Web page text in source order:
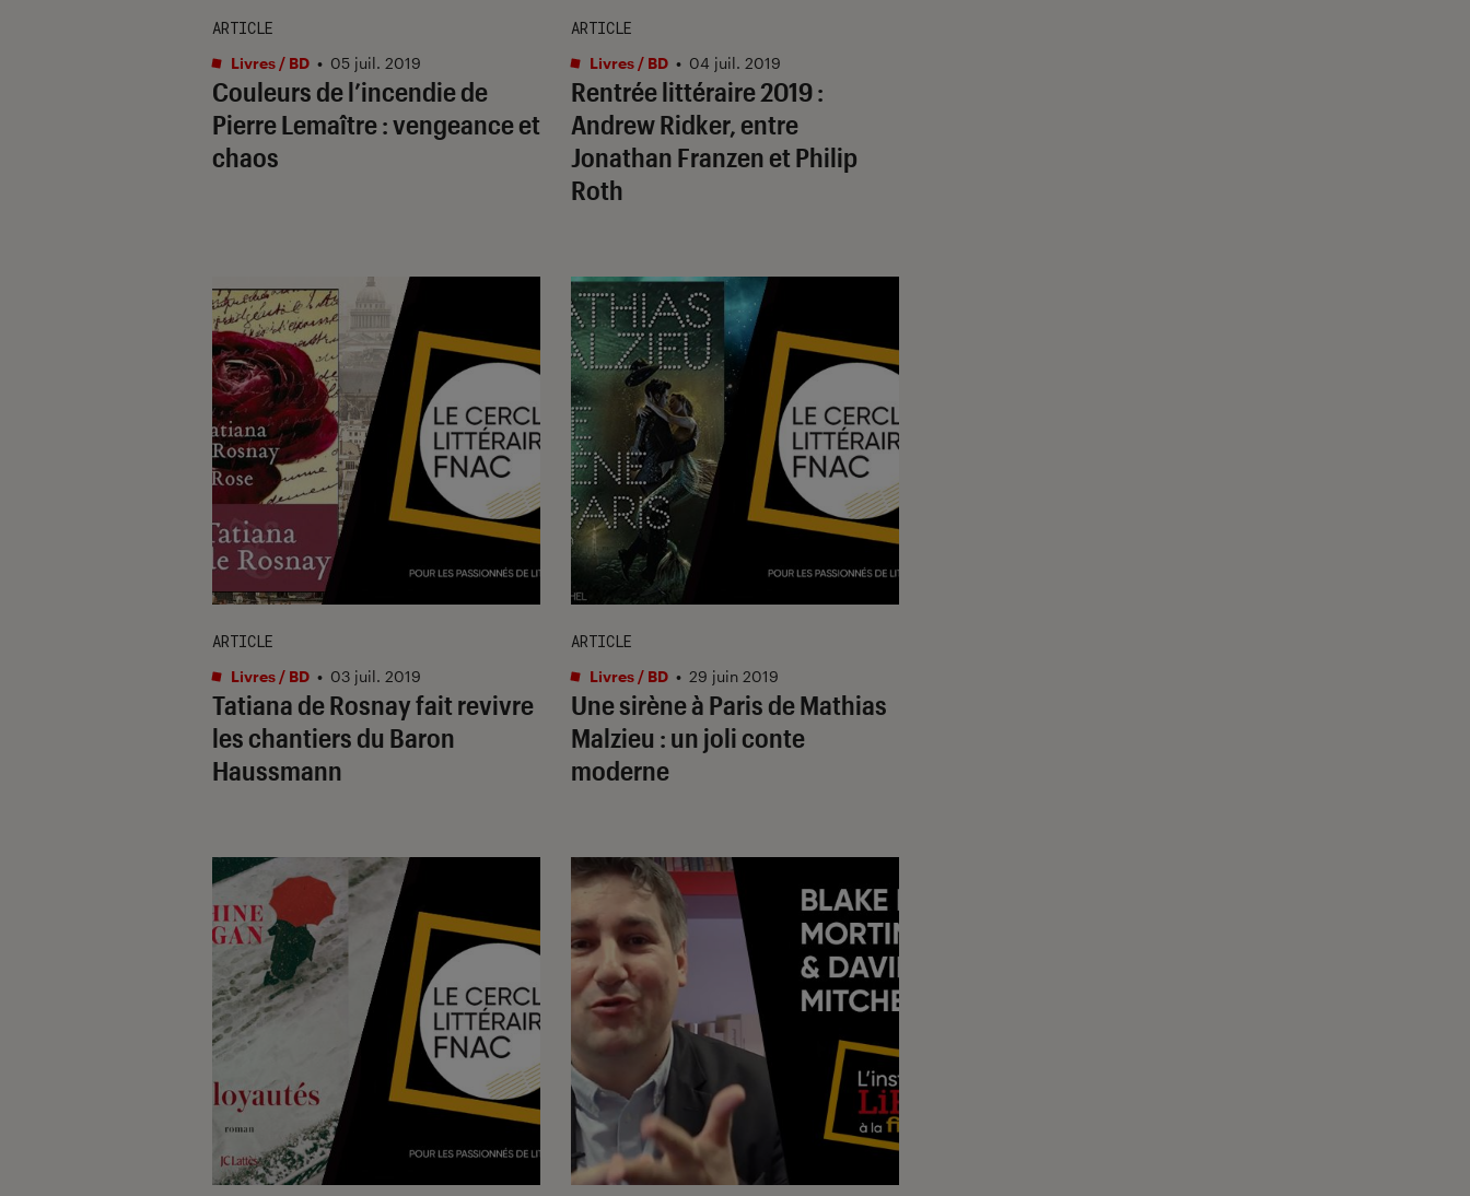
Couleurs de l’incendie de
Pierre Lemaître : vengeance et
chaos
ARTICLE
Livres / BD • 05 juil. 2019
Rentrée littéraire 2019 :
Andrew Ridker, entre
Jonathan Franzen et Philip
Roth
ARTICLE
Livres / BD • 04 juil. 2019
Tatiana de Rosnay fait revivre
les chantiers du Baron
Haussmann
ARTICLE
Livres / BD • 03 juil. 2019
Une sirène à Paris de Mathias
Malzieu : un joli conte
moderne
ARTICLE
Livres / BD • 29 juin 2019